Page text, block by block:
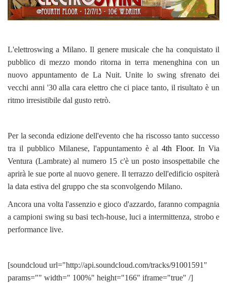
L'elettroswing a Milano. Il genere musicale che ha conquistato il
pubblico di mezzo mondo ritorna in terra menenghina con un
nuovo appuntamento de La Nuit. Unite lo swing sfrenato dei
vecchi anni '30 alla cara elettro che ci piace tanto, il risultato è un
ritmo irresistibile dal gusto retrò.
Per la seconda edizione dell'evento che ha riscosso tanto successo
tra il pubblico Milanese, l'appuntamento è al4th Floor. In Via
Ventura (Lambrate) al numero 15 c'è un posto insospettabile che
aprirà le sue porte al nuovo genere. Il terrazzo dell'edificio ospiterà
la data estiva del gruppo che sta sconvolgendo Milano.
Ancora una volta l'assenzio e gioco d'azzardo, faranno compagnia
a campioni swing su basi tech-house, luci a intermittenza, strobo e
performance live.
[soundcloud url="http://api.soundcloud.com/tracks/91001591"
params="" width=" 100%" height="166" iframe="true" /]